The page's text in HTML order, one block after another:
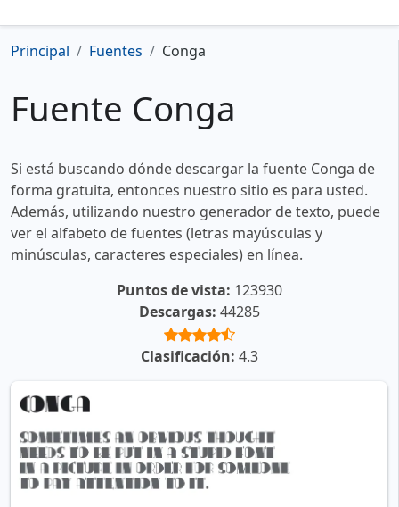
Principal Fuentes Conga
Fuente Conga
Si está buscando dónde descargar la fuente Conga de
forma gratuita, entonces nuestro sitio es para usted.
Además, utilizando nuestro generador de texto, puede
ver el alfabeto de fuentes (letras mayúsculas y
minúsculas, caracteres especiales) en línea.
Puntos de vista: 123930
Descargas: 44285
Clasificación: 4.3